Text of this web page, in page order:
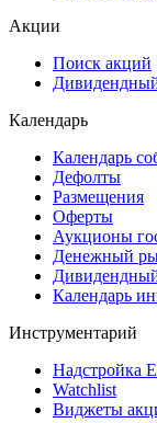
Акции
Поиск акций
Календарь
Календарь
Дефолты
Размещения
Оферты
Аукционы
Денежный
Календарь
Инструментарий
Надстройка
Watchlist
Виджеты